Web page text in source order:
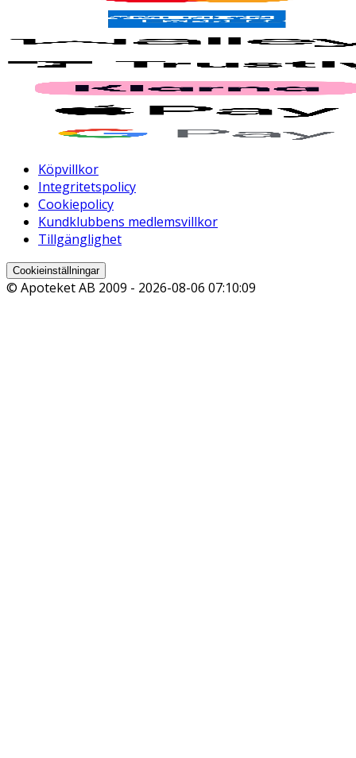
Köpvillkor
Integritetspolicy
Cookiepolicy
Kundklubbens medlemsvillkor
Tillgänglighet
Cookieinställningar
© Apoteket AB 2009 - 2026-08-06 07:10:09